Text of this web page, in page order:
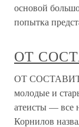
основой
попытка
ОТ
ОТ
молодые и
атеисты — все
Корнилов